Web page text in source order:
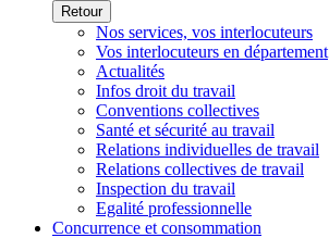
Retour
Nos services, vos interlocuteurs
Vos interlocuteurs en département
Actualités
Infos droit du travail
Conventions collectives
Santé et sécurité au travail
Relations individuelles de travail
Relations collectives de travail
Inspection du travail
Egalité professionnelle
Concurrence et consommation